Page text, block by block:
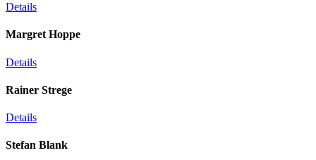
Details
Margret Hoppe
Details
Rainer Strege
Details
Stefan Blank